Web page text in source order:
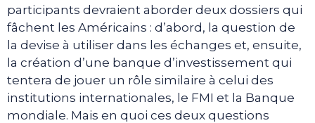
participants devraient aborder deux dossiers qui
fâchent les Américains : d’abord, la question de
la devise à utiliser dans les échanges et, ensuite,
la création d’une banque d’investissement qui
tentera de jouer un rôle similaire à celui des
institutions internationales, le FMI et la Banque
mondiale. Mais en quoi ces deux questions